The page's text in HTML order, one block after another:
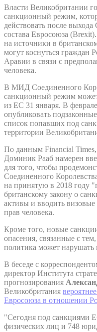
Власти Великобритании
санкционный режим,
действовать после
состава Евросоюза
на источники в
могут коснуться
Аравии в связи с
человека.
В МИД Соединенного
санкционный режим
из ЕС 31 января. В
опубликовать
список попавших под
территории
По данным Financial
Доминик Рааб намерен
для того, чтобы
Соединенного
на принятую в 2018 году
британскому закону о
активы и вводить
прав человека.
Кроме того, новые
опасения, связанные с
политика может нарушать
В беседе с
директор Института
прогнозирования
Великобритания
Евросоюза в отношении
"Сегодня под санкциями
физических лиц и 748